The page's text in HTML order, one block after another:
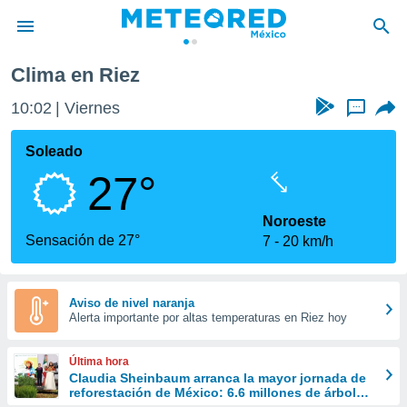
de
ha sido
calidad.
a este
las
y
forma
digital
basada
Clima en Riez
10:02 Viernes ...
Soleado
27°
Sensación de 27°
Noroeste
7
20 km/h
Aviso de nivel naranja
Alerta importante por altas temperaturas en Riez hoy
Última hora
Claudia Sheinbaum arranca la mayor jornada de
reforestación de México: 6.6 millones de árboles